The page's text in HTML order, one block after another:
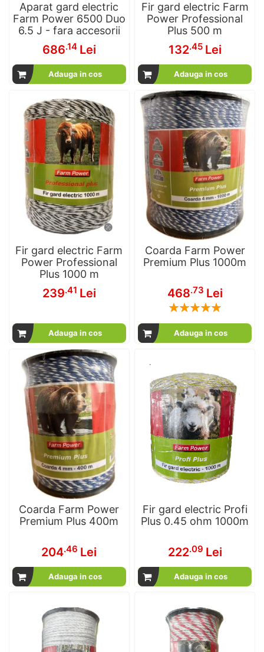
Aparat gard electric
Farm Power 6500 Duo
6.5 J - fara accesorii
686.14 Lei
Adauga in cos
Fir gard electric Farm
Power Professional
Plus 500 m
132.45 Lei
Adauga in cos
Fir gard electric Farm
Power Professional
Plus 1000 m
239.41 Lei
Adauga in cos
Coarda Farm Power
Premium Plus 1000m
468.73 Lei
Rating:
Adauga in cos
Coarda Farm Power
Premium Plus 400m
204.46 Lei
Adauga in cos
Fir gard electric Profi
Plus 0.45 ohm 1000m
222.09 Lei
Adauga in cos